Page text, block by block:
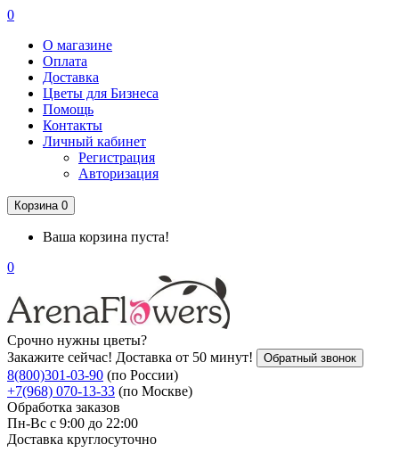
0
О магазине
Оплата
Доставка
Цветы для Бизнеса
Помощь
Контакты
Личный кабинет
Регистрация
Авторизация
Корзина 0
Ваша корзина пуста!
0
Срочно нужны цветы?
Закажите сейчас! Доставка от 50 минут!
Обратный звонок
8(800)301-03-90 (по России)
+7(968) 070-13-33 (по Москве)
Обработка заказов
Пн-Вс с 9:00 до 22:00
Доставка круглосуточно